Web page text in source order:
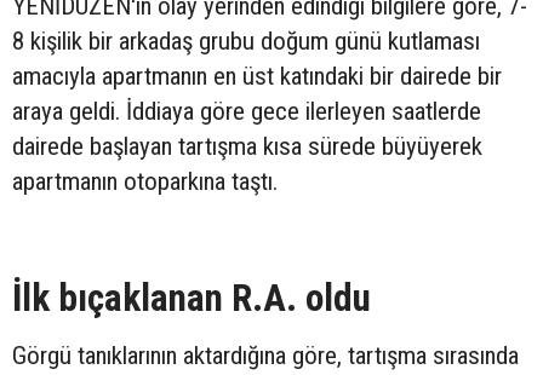
YENİDÜZEN'in olay yerinden edindiği bilgilere göre, 7-
8 kişilik bir arkadaş grubu doğum günü kutlaması
amacıyla apartmanın en üst katındaki bir dairede bir
araya geldi. İddiaya göre gece ilerleyen saatlerde
dairede başlayan tartışma kısa sürede büyüyerek
apartmanın otoparkına taştı.
İlk bıçaklanan R.A. oldu
Görgü tanıklarının aktardığına göre, tartışma sırasında